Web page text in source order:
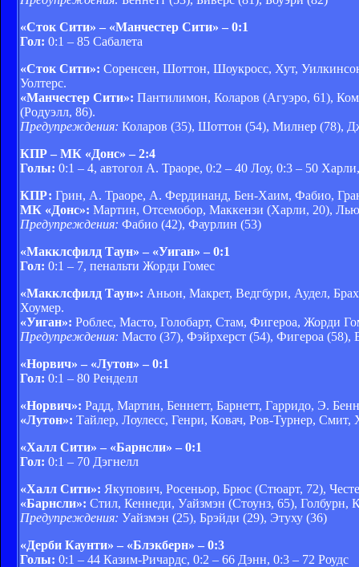
«Сток Сити» – «Манчестер Сити» – 0:1
Гол: 0:1 – 85 Сабалета
«Сток Сити»: Соренсен, Шоттон, Шоукросс, Хут,
Уолтерс.
«Манчестер Сити»: Пантилимон, Коларов (Агуэро, 61),
(Родуэлл, 86).
Предупреждения: Коларов (35), Шоттон (54), Милнер (78),
КПР – МК «Донс» – 2:4
Голы: 0:1 – 4, автогол А. Траоре, 0:2 – 40 Лоу, 0:3 – 50
КПР: Грин, А. Траоре, А. Фердинанд, Бен-Хаим, Фабио,
МК «Донс»: Мартин, Отсемобор, Маккензи (Харли, 20),
Предупреждения: Фабио (42), Фаурлин (53)
«Макклсфилд Таун» – «Уиган» – 0:1
Гол: 0:1 – 7, пенальти Жорди Гомес
«Макклсфилд Таун»: Аньон, Макрет, Ведгбури, Аудел,
Хоумер.
«Уиган»: Роблес, Масто, Голобарт, Стам, Фигероа, Жорди
Предупреждения: Масто (37), Фэйрхерст (54), Фигероа (58),
«Норвич» – «Лутон» – 0:1
Гол: 0:1 – 80 Ренделл
«Норвич»: Радд, Мартин, Беннетт, Барнетт, Гарридо, Э.
«Лутон»: Тайлер, Лоулесс, Генри, Ковач, Ров-Турнер,
«Халл Сити» – «Барнсли» – 0:1
Гол: 0:1 – 70 Дэгнелл
«Халл Сити»: Якупович, Росеньор, Брюс (Стюарт, 72),
«Барнсли»: Стил, Кеннеди, Уайзмэн (Стоунз, 65), Голбурн,
Предупреждения: Уайзмэн (25), Брэйди (29), Этуху (36)
«Дерби Каунти» – «Блэкберн» – 0:3
Голы: 0:1 – 44 Казим-Ричардс, 0:2 – 66 Дэнн, 0:3 – 72 Роудс